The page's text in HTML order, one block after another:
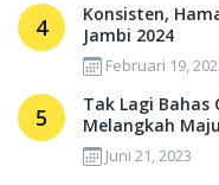
4
Konsisten,
Jambi 2024
Februari 19,
5
Tak Lagi Bahas
Melangkah Maju
Juni 21, 2023